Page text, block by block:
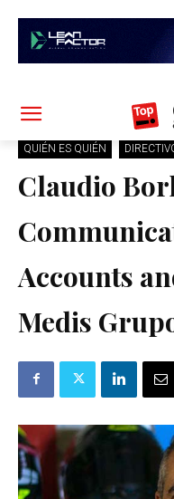
QUIÉN ES QUIÉN
Claudio
Accounts
Medis